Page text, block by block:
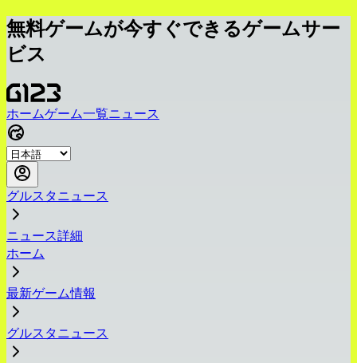
無料ゲームが今すぐできるゲームサー
ビス
ホームゲーム一覧ニュース
グルスタニュース
ニュース詳細
ホーム
最新ゲーム情報
グルスタニュース